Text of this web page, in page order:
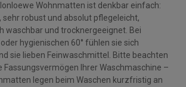
Wohnmatten ist denkbar einfach:
sehr robust und absolut pflegeleicht,
waschbar und trocknergeeignet. Bei
hygienischen 60° fühlen sie sich
sie lieben Feinwaschmittel. Bitte beachten
Fassungsvermögen Ihrer Waschmaschine –
legen beim Waschen kurzfristig an